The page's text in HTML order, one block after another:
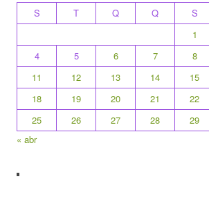
S
T Q Q S
1
4
5 6 7 8
11
12 13 14 15
18
19 20 21 22
25
26 27 28 29
« abr